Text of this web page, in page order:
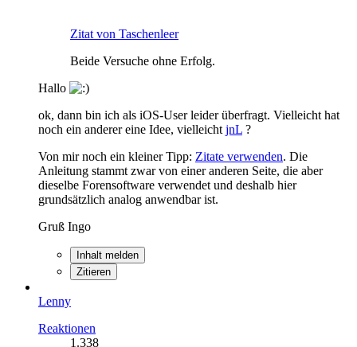
Zitat von Taschenleer
Beide Versuche ohne Erfolg.
Hallo
ok, dann bin ich als iOS-User leider überfragt. Vielleicht hat
noch ein anderer eine Idee, vielleicht jnL ?
Von mir noch ein kleiner Tipp: Zitate verwenden. Die
Anleitung stammt zwar von einer anderen Seite, die aber
dieselbe Forensoftware verwendet und deshalb hier
grundsätzlich analog anwendbar ist.
Gruß Ingo
Inhalt melden
Zitieren
Lenny
Reaktionen
1.338